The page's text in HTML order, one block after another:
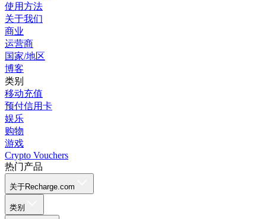
使用方法
关于我们
商业
运营商
国家/地区
博客
类别
移动充值
预付信用卡
娱乐
购物
游戏
Crypto Vouchers
热门产品
关于Recharge.com
类别